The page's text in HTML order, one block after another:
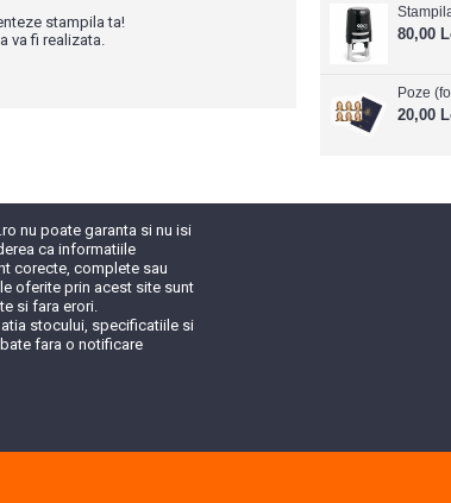
80,00
20,00
stampila ta!
va fi realizata.
nu poate garanta si nu isi
ca informatiile
corecte, complete sau
oferite prin acest site sunt
si fara erori.
stocului, specificatiile si
fara o notificare